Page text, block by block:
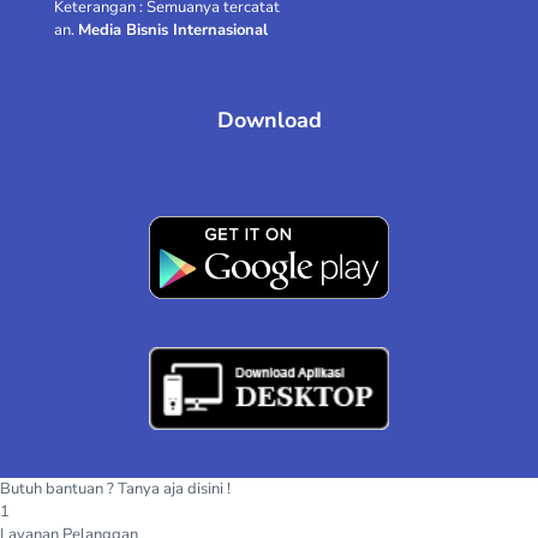
Tusbungrembang-Rembang
Alhikmah Pulsa-CIREBON
Cahaya baru-Tanjung Batu
PP YAN YAN-Cianjur
RUMAIN- KUDUS
loket daffa-lampung
KH SEBISSA PRINTING-Sumbawa Barat
Keterangan : Semuanya tercatat
an. Media Bisnis Internasional
Download
Butuh bantuan ? Tanya aja disini !
1